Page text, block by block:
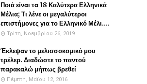
Ποιά είναι τα 18 Καλύτερα Ελληνικά
Μέλια; Τι λένε οι μεγαλύτεροι
επιστήμονες για το Ελληνικό Μέλι....
Τρίτη, Νοεμβρίου 26, 2019
Έκλεψαν το μελισσοκομικό μου
τρέλερ. Διαδώστε το παντού
παρακαλώ μήπως βρεθεί
Πέμπτη, Μαΐου 12, 2016